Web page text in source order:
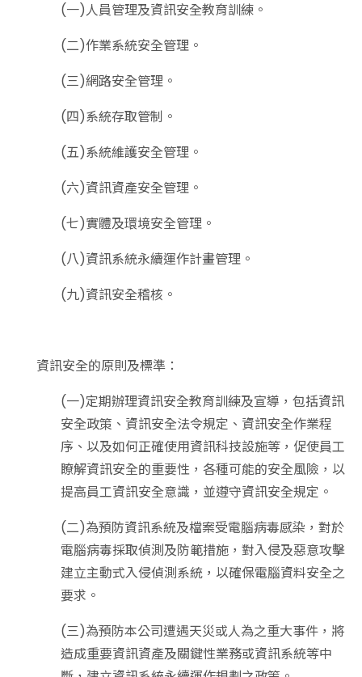
(一)人員管理及資訊安全教育訓練。
(二)作業系統安全管理。
(三)網路安全管理。
(四)系統存取管制。
(五)系統維護安全管理。
(六)資訊資產安全管理。
(七)實體及環境安全管理。
(八)資訊系統永續運作計畫管理。
(九)資訊安全稽核。
資訊安全的原則及標準：
(一)定期辦理資訊安全教育訓練及宣導，包括資訊
安全政策、資訊安全法令規定、資訊安全作業程
序、以及如何正確使用資訊科技設施等，促使員工
瞭解資訊安全的重要性，各種可能的安全風險，以
提高員工資訊安全意識，並遵守資訊安全規定。
(二)為預防資訊系統及檔案受電腦病毒感染，對於
電腦病毒採取偵測及防範措施，對入侵及惡意攻擊
建立主動式入侵偵測系統，以確保電腦資料安全之
要求。
(三)為預防本公司遭遇天災或人為之重大事件，將
造成重要資訊資產及關鍵性業務或資訊系統等中